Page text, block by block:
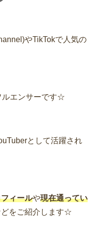
やTikTokで人気の
ルエンサーです☆
として活躍され
ィールや現在通ってい
どをご紹介します☆